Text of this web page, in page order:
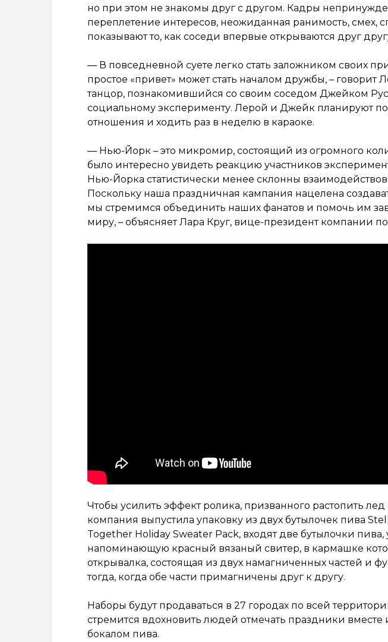
но при этом не знакомы друг с другом. Кадры
переплетение интересов, неожиданная ранимость, смех,
показывают то, как соседи впервые открываются друг
— В повседневной суете легко стать заложником своих
простое «привет» может стать началом дружбы, – говорит
танцор, познакомившийся со своим соседом Джейком
социальному эксперименту. Лерой и Джейк планируют
отношения и ходить раз в неделю в караоке.
— Нью-Йорк – это микромир, состоящий из огромного
было интересно увидеть реакцию участников
Нью-Йорка статистически менее склонны
Поскольку наша праздничная кампания нацелена
мы стремимся объединить наших фанатов и помочь им
миру, – объясняет Лара Круг, вице-президент компании
Чтобы усилить эффект ролика, призванного растопить
компания выпустила упаковку из двух бутылочек пива
Together Holiday Sweater Pack, входят две бутылочки
напоминающую красный вязаный свитер, в кармашке
открывалка, состоящая из двух намагниченных частей и
тогда, когда обе части примагничены друг к другу.
Наборы будут продаваться в 27 городах по всей
стремится вдохновить людей отмечать праздники вместе
бокалом пива.